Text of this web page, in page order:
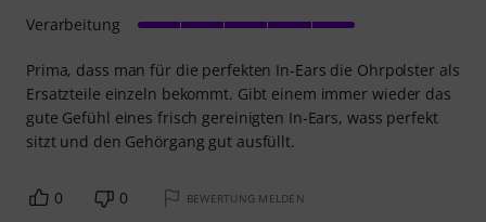
Prima, dass man für die perfekten In-Ears die Ohrpolster als
Ersatzteile einzeln bekommt. Gibt einem immer wieder das
gute Gefühl eines frisch gereinigten In-Ears, wass perfekt
sitzt und den Gehörgang gut ausfüllt.
Verarbeitung
0 0 BEWERTUNG MELDEN